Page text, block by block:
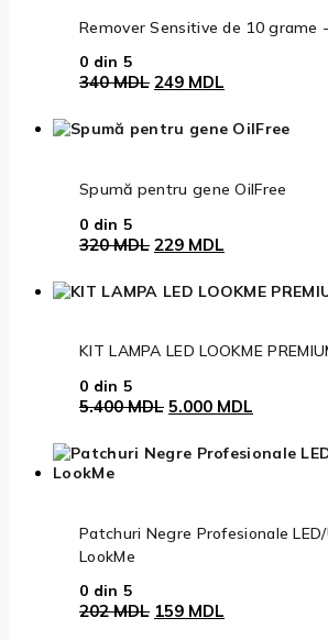
la
Remover Sensitive de 10 grame
0 din 5
340MDL Prețul
a
249 MDL
este:
Spumă pentru gene OilFree
0 din 5
320MDL Prețul
a
229 MDL
este:
KIT LAMPA LED LOOKME
0 din 5
5.400MDL Prețul
a
fost:
5.000 MDL
este:
Patchuri Negre Profesionale
LookMe
0 din 5
202MDL Prețul
159 MDL